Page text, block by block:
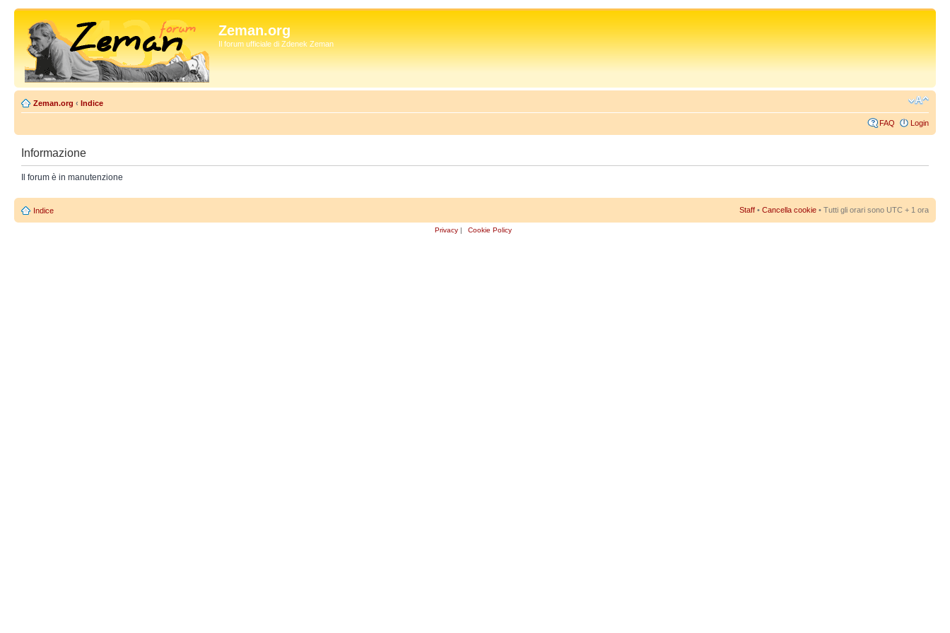
Zeman.org
Il forum ufficiale di Zdenek Zeman
Zeman.org ‹ Indice
FAQ Login
Informazione
Il forum è in manutenzione
Indice Staff • Cancella cookie • Tutti gli orari sono UTC + 1 ora
Privacy | Cookie Policy